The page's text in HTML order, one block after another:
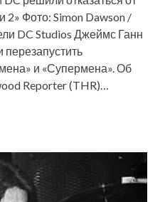
2» Фото: Simon Dawson /
DC Studios Джеймс Ганн
и «Супермена». Об
Reporter (THR)…